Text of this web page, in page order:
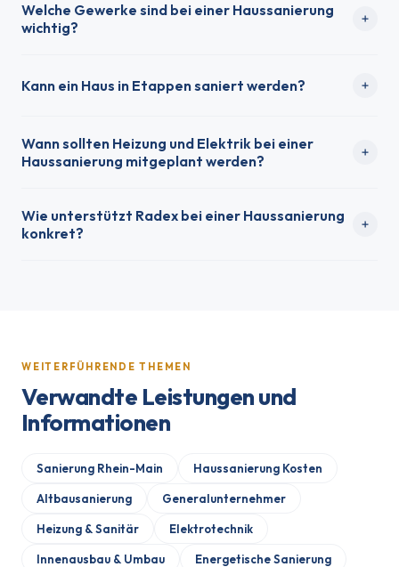
Welche Gewerke sind bei einer Haussanierung
wichtig?
Kann ein Haus in Etappen saniert werden?
Wann sollten Heizung und Elektrik bei einer
Haussanierung mitgeplant werden?
Wie unterstützt Radex bei einer Haussanierung
konkret?
WEITERFÜHRENDE THEMEN
Verwandte Leistungen und
Informationen
Sanierung Rhein-Main Haussanierung Kosten
Altbausanierung Generalunternehmer
Heizung & Sanitär Elektrotechnik
Innenausbau & Umbau Energetische Sanierung